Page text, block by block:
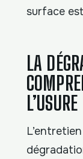
surface
LA
L’USURE